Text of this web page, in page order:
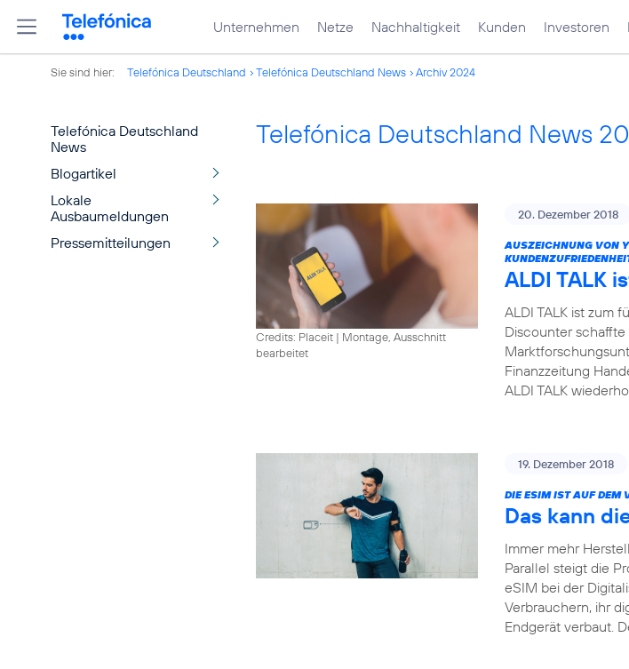
Unternehmen Netze Nachhaltigkeit Kunden Investoren
Sie sind hier: Telefónica Deutschland Telefónica Deutschland News Archiv 2024
Telefónica Deutschland
News
Blogartikel
Lokale
Ausbaumeldungen
Pressemitteilungen
Telefónica Deutschland News
Credits: Placeit | Montage, Ausschnitt
bearbeitet
20. Dezember 2018
AUSZEICHNUNG VON
ALDI TALK
ALDI TALK ist zum
Discounter
Finanzzeitung
ALDI TALK
19. Dezember 2018
DIE ESIM IST AUF DEM
Das kann
Immer mehr
Parallel steigt die
eSIM bei der
Verbrauchern, ihr
Endgerät verbaut.